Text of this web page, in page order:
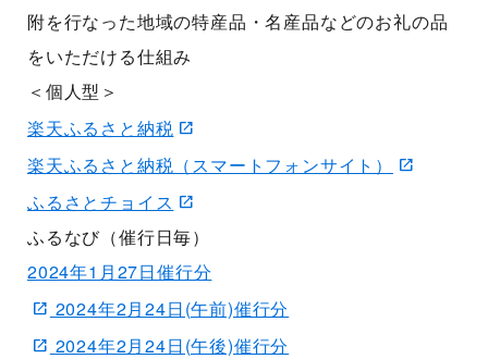
附を行なった地域の特産品・名産品などのお礼の品
をいただける仕組み
＜個人型＞
楽天ふるさと納税
楽天ふるさと納税（スマートフォンサイト）
ふるさとチョイス
ふるなび（催行日毎）
2024年1月27日催行分
2024年2月24日(午前)催行分
2024年2月24日(午後)催行分